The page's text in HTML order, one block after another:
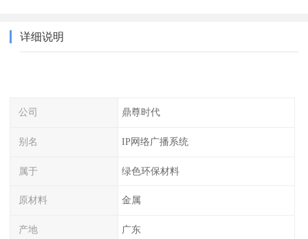
详细说明
公司 鼎尊时代
别名 IP网络广播系统
属于 绿色环保材料
原材料 金属
产地 广东